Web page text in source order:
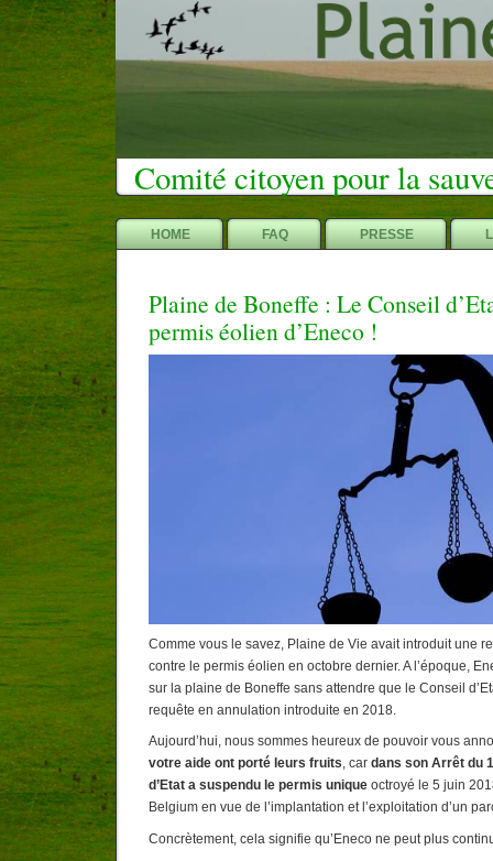
Comité citoyen pour la
HOME FAQ PRESSE
Plaine de Boneffe : Le Conseil
permis éolien d’Eneco !
Comme vous le savez, Plaine de Vie avait introduit une
contre le permis éolien en octobre dernier. A l’époque,
sur la plaine de Boneffe sans attendre que le Conseil
requête en annulation introduite en 2018.
Aujourd’hui, nous sommes heureux de pouvoir vous
votre aide ont porté leurs fruits, car dans son Arrêt du
d’Etat a suspendu le permis unique octroyé le 5 juin
Belgium en vue de l’implantation et l’exploitation d’un
Concrètement, cela signifie qu’Eneco ne peut plus